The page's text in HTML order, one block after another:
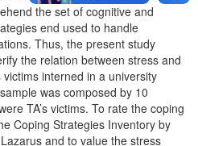
the set of cognitive and
end used to handle
Thus, the present study
the relation between stress and
victims interned in a university
was composed by 10
TA’s victims. To rate the coping
Coping Strategies Inventory by
and to value the stress